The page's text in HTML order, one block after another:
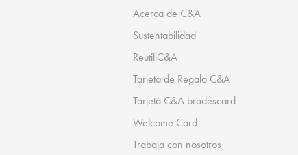
Acerca de C&A
Sustentabilidad
ReutiliC&A
Tarjeta de Regalo C&A
Tarjeta C&A bradescard
Welcome Card
Trabaja con nosotros